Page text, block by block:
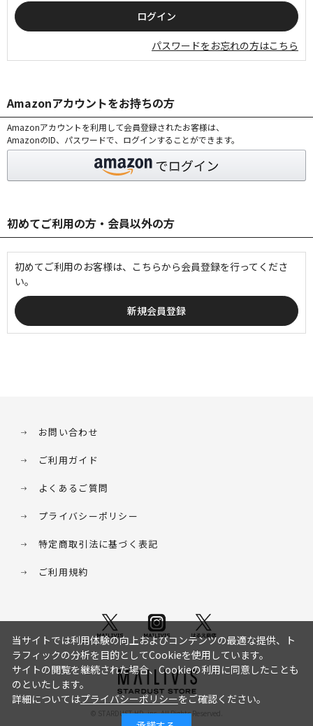
パスワードをお忘れの方はこちら
Amazonアカウントをお持ちの方
Amazonアカウントを利用して会員登録されたお客様は、
AmazonのID、パスワードで、ログインすることができます。
初めてご利用の方・会員以外の方
初めてご利用のお客様は、こちらから会員登録を行ってくださ
い。
お問い合わせ
ご利用ガイド
よくあるご質問
プライバシーポリシー
特定商取引法に基づく表記
ご利用規約
© STARDUST HD. inc. All Rights Reserved.
当サイトでは利用体験の向上およびコンテンツの最適な提供、ト
ラフィックの分析を目的としてCookieを使用しています。
サイトの閲覧を継続された場合、Cookieの利用に同意したことも
のといたします。
詳細についてはプライバシーポリシーをご確認ください。